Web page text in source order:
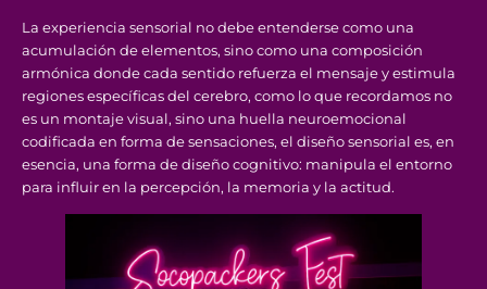
La experiencia sensorial no debe entenderse como una
acumulación de elementos, sino como una composición
armónica donde cada sentido refuerza el mensaje y estimula
regiones específicas del cerebro, como lo que recordamos no
es un montaje visual, sino una huella neuroemocional
codificada en forma de sensaciones, el diseño sensorial es, en
esencia, una forma de diseño cognitivo: manipula el entorno
para influir en la percepción, la memoria y la actitud.